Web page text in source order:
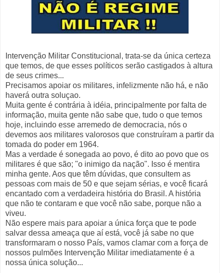
Intervenção Militar Constitucional, trata-se da única certeza
que temos, de que esses políticos serão castigados à altura
de seus crimes...
Precisamos apoiar os militares, infelizmente não há, e não
haverá outra soluçao.
Muita gente é contrária à idéia, principalmente por falta de
informação, muita gente não sabe que, tudo o que temos
hoje, incluindo esse arremedo de democracia, nós o
devemos aos militares valorosos que construíram a partir da
tomada do poder em 1964.
Mas a verdade é sonegada ao povo, é dito ao povo que os
militares é que são; "o inimigo da nação". Isso é mentira
minha gente. Aos que têm dúvidas, que consultem as
pessoas com mais de 50 e que sejam sérias, e você ficará
encantado com a verdadeira história do Brasil. A história
que não te contaram e que você não sabe, porque não a
viveu.
Não espere mais para apoiar a única força que te pode
salvar dessa ameaça que aí está, você já sabe no que
transformaram o nosso País, vamos clamar com a força de
nossos pulmões Intervenção Militar imediatamente é a
nossa única solução...